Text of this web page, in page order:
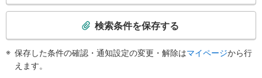
検
検索条件を保存する
保存した条件の確認・通知設定の変更・解除はマイページから行
えます。